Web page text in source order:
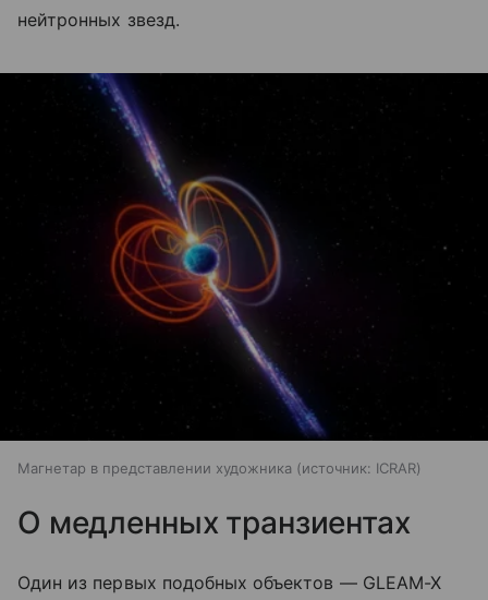
нейтронных звезд.
Магнетар в представлении художника источник: ICRAR
О медленных транзиентах
Один из первых подобных объектов — GLEAM-X